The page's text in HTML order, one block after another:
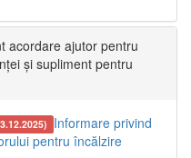
acordare ajutor pentru
și supliment pentru
Informare privind
pentru încălzire